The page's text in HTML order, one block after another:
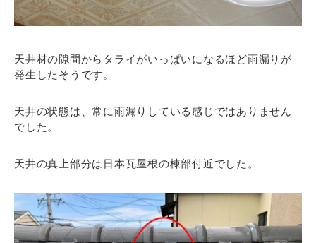
天井材の隙間からタライがいっぱいになるほど雨漏りが
発生したそうです。
天井の状態は、常に雨漏りしている感じではありません
でした。
天井の真上部分は日本瓦屋根の棟部付近でした。